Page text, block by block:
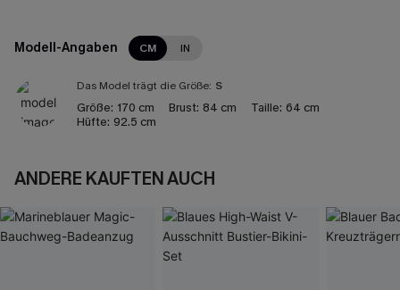
Modell-Angaben CM IN
Das Model trägt die Größe: S
Größe: 170 cm Brust: 84 cm Taille: 64 cm
Hüfte: 92.5 cm
ANDERE KAUFTEN AUCH